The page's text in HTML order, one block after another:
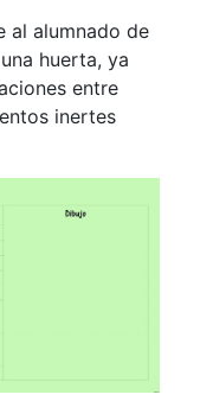
al alumnado de
huerta, ya
entre
inertes